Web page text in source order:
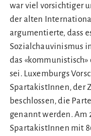
war viel vorsichtiger
der alten
argumentierte, dass
Sozialchauvinismus
das
sei. Luxemburgs
SpartakistInnen, der
beschlossen, die
genannt werden. Am
SpartakistInnen mit